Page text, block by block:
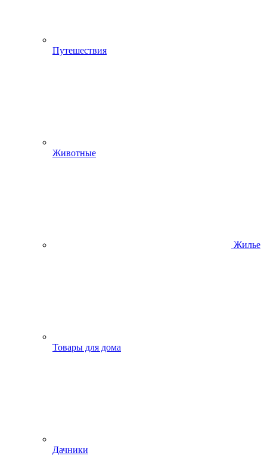
Путешествия
Животные
Жилье
Товары для дома
Дачники